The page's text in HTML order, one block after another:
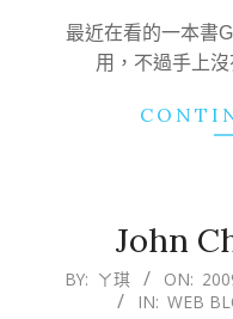
09
最近在看的一本書
用，不過手上
John
2009-
BY: ㄚ琪 ON:
IN: WEB